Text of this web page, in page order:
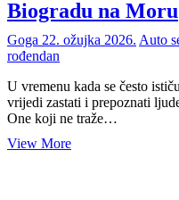
Biogradu na Moru
Goga 22. ožujka 2026. Auto
rođendan
U vremenu kada se često
vrijedi zastati i prepoznati
One koji ne traže…
View MoreSretan